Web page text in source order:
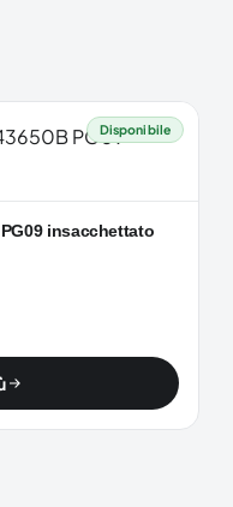
Disponibile
insacchettato